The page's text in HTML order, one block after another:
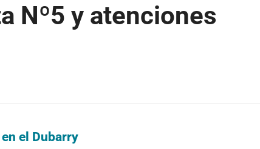
Nº5 y atenciones
el Dubarry